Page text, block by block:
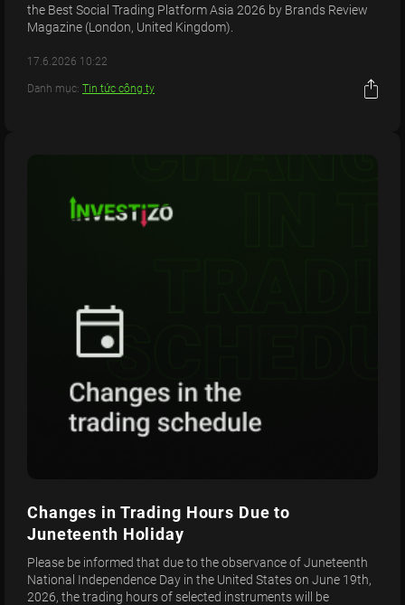
the Best Social Trading Platform Asia 2026 by Brands Review
Magazine (London, United Kingdom).
17.6.2026 10:22
Danh mục: Tin tức công ty
Changes in Trading Hours Due to
Juneteenth Holiday
Please be informed that due to the observance of Juneteenth
National Independence Day in the United States on June 19th,
2026, the trading hours of selected instruments will be